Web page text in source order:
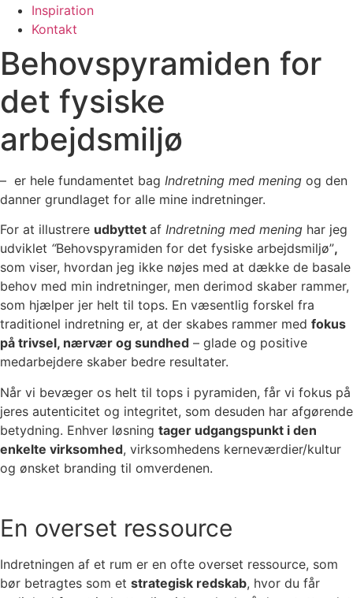
Inspiration
Kontakt
Behovspyramiden for
det fysiske
arbejdsmiljø
– er hele fundamentet bag Indretning med mening og den
danner grundlaget for alle mine indretninger.
For at illustrere udbyttet af Indretning med mening har jeg
udviklet “Behovspyramiden for det fysiske arbejdsmiljø”,
som viser, hvordan jeg ikke nøjes med at dække de basale
behov med min indretninger, men derimod skaber rammer,
som hjælper jer helt til tops. En væsentlig forskel fra
traditionel indretning er, at der skabes rammer med fokus
på trivsel, nærvær og sundhed – glade og positive
medarbejdere skaber bedre resultater.
Når vi bevæger os helt til tops i pyramiden, får vi fokus på
jeres autenticitet og integritet, som desuden har afgørende
betydning. Enhver løsning tager udgangspunkt i den
enkelte virksomhed, virksomhedens kerneværdier/kultur
og ønsket branding til omverdenen.
En overset ressource
Indretningen af et rum er en ofte overset ressource, som
bør betragtes som et strategisk redskab, hvor du får